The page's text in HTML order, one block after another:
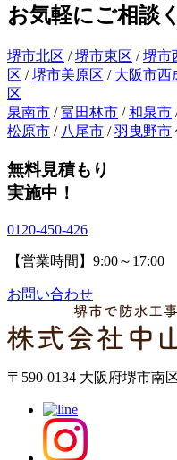
お気軽にご相談
堺市北区 /堺市東区 /堺市
区 /堺市美原区 / 大阪市西
区
泉南市 /富田林市 /和泉市
松原市 / 八尾市 /羽曳野市
無料見積もり
実施中！
0120-450-426
【営業時間】9:00～
お問い合わせ
〒590-0134 大阪府堺市南